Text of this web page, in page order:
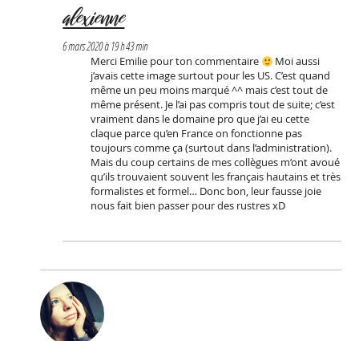
alexienne
6 mars 2020 à 19 h 43 min
Merci Emilie pour ton commentaire
Moi aussi
j’avais cette image surtout pour les US. C’est quand
même un peu moins marqué ^^ mais c’est tout de
même présent. Je l’ai pas compris tout de suite; c’est
vraiment dans le domaine pro que j’ai eu cette
claque parce qu’en France on fonctionne pas
toujours comme ça (surtout dans l’administration).
Mais du coup certains de mes collègues m’ont avoué
qu’ils trouvaient souvent les français hautains et très
formalistes et formel… Donc bon, leur fausse joie
nous fait bien passer pour des rustres xD